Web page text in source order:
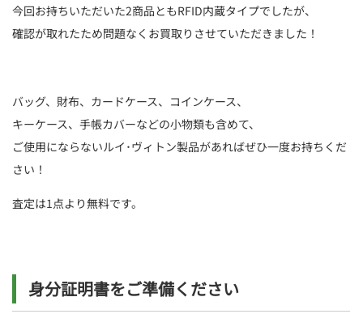
今回お持ちいただいた2商品ともRFID内蔵タイプでしたが、
確認が取れたため問題なくお買取りさせていただきました！
バッグ、財布、カードケース、コインケース、
キーケース、手帳カバーなどの小物類も含めて、
ご使用にならないルイ･ヴィトン製品があればぜひ一度お持ちくだ
さい！
査定は1点より無料です。
身分証明書をご準備ください